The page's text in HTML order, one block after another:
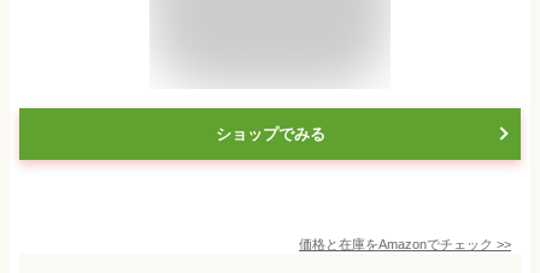
ショップでみる
価格と在庫をAmazonでチェック >>